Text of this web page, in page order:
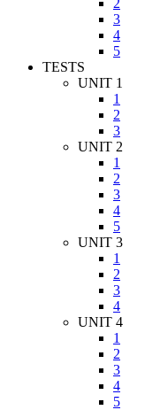
3
4
5
TESTS
UNIT 1
1
2
3
UNIT 2
1
2
3
4
5
UNIT 3
1
2
3
4
UNIT 4
1
2
3
4
5